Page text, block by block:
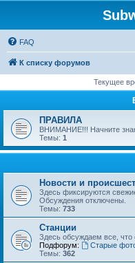
FAQ
К списку форумов
Текущее
ПРАВИЛА
ВНИМАНИЕ!!! Начните
Темы: 1
Новости и
Здесь фиксируются
Обсуждения отключены.
Темы: 733
Станции
Здесь обсуждаем все, что
Подфорум:
Старые
Темы: 362